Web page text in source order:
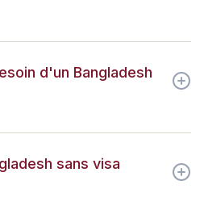
d'un Bangladesh
sans visa